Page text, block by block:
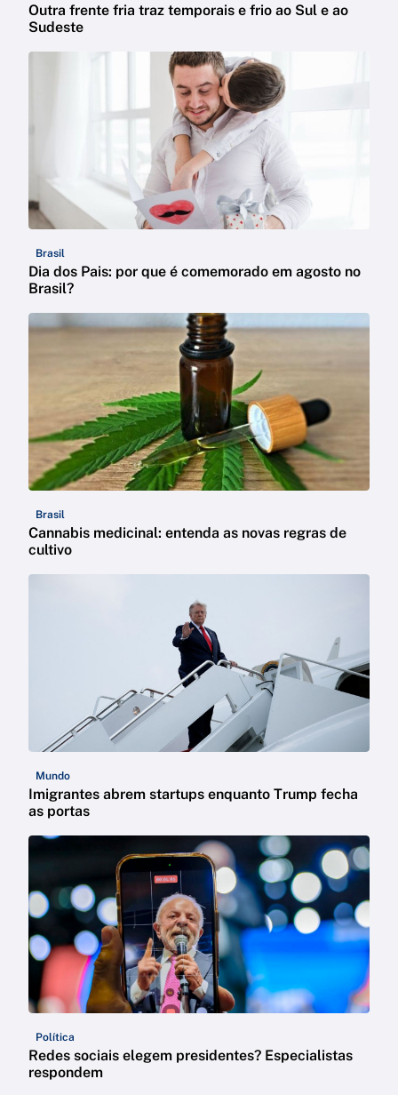
Outra frente fria traz temporais e frio ao Sul e ao
Sudeste
Brasil
Dia dos Pais: por que é comemorado em agosto no
Brasil?
Brasil
Cannabis medicinal: entenda as novas regras de
cultivo
Mundo
Imigrantes abrem startups enquanto Trump fecha
as portas
Política
Redes sociais elegem presidentes? Especialistas
respondem